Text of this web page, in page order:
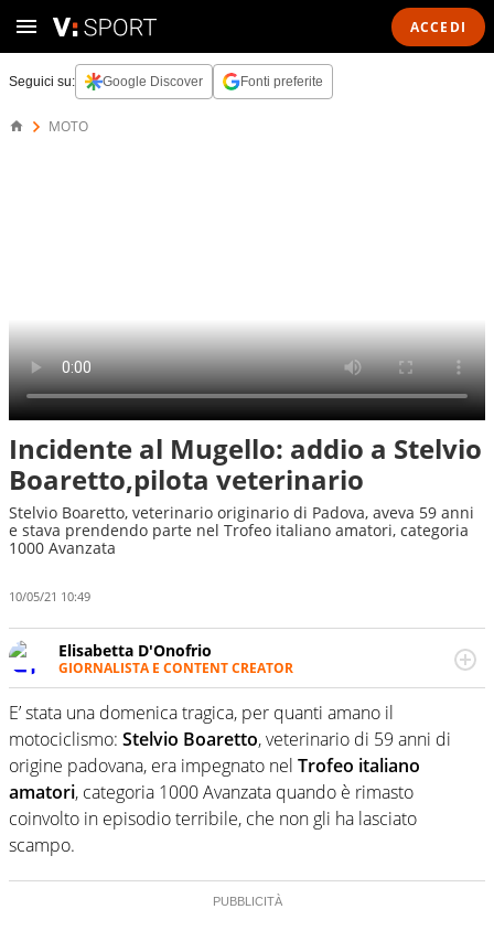
ACCEDI
Seguici su: Google Discover Fonti preferite
MOTO
Incidente al Mugello: addio a Stelvio
Boaretto,pilota veterinario
Stelvio Boaretto, veterinario originario di Padova, aveva 59 anni
e stava prendendo parte nel Trofeo italiano amatori, categoria
1000 Avanzata
10/05/21 10:49
Elisabetta D'Onofrio
GIORNALISTA E CONTENT CREATOR
Giornalista professionista dal 2007, scrive per curiosità
personale e necessità: soprattutto di calcio, di sport e dei
suoi protagonisti, concedendosi innocenti evasioni
nell'ambito della creazione di format. Un tempo ala
destra, oggi si sente a suo agio nel ruolo di libero. Cura
una classifica riservata dei migliori 5 calciatori di sempre.
E’ stata una domenica tragica, per quanti amano il
motociclismo: Stelvio Boaretto, veterinario di 59 anni di
origine padovana, era impegnato nel Trofeo italiano
amatori, categoria 1000 Avanzata quando è rimasto
coinvolto in episodio terribile, che non gli ha lasciato
scampo.